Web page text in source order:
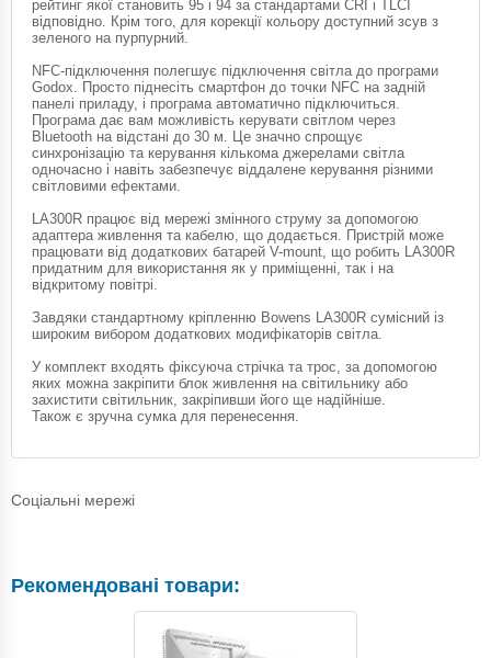
рейтинг якої становить 95 і 94 за стандартами CRI і TLCI
відповідно. Крім того, для корекції кольору доступний зсув з
зеленого на пурпурний.
NFC-підключення полегшує підключення світла до програми
Godox. Просто піднесіть смартфон до точки NFC на задній
панелі приладу, і програма автоматично підключиться.
Програма дає вам можливість керувати світлом через
Bluetooth на відстані до 30 м. Це значно спрощує
синхронізацію та керування кількома джерелами світла
одночасно і навіть забезпечує віддалене керування різними
світловими ефектами.
LA300R працює від мережі змінного струму за допомогою
адаптера живлення та кабелю, що додається. Пристрій може
працювати від додаткових батарей V-mount, що робить LA300R
придатним для використання як у приміщенні, так і на
відкритому повітрі.
Завдяки стандартному кріпленню Bowens LA300R сумісний із
широким вибором додаткових модифікаторів світла.
У комплект входять фіксуюча стрічка та трос, за допомогою
яких можна закріпити блок живлення на світильнику або
захистити світильник, закріпивши його ще надійніше.
Також є зручна сумка для перенесення.
Соціальні мережі
Рекомендовані товари: